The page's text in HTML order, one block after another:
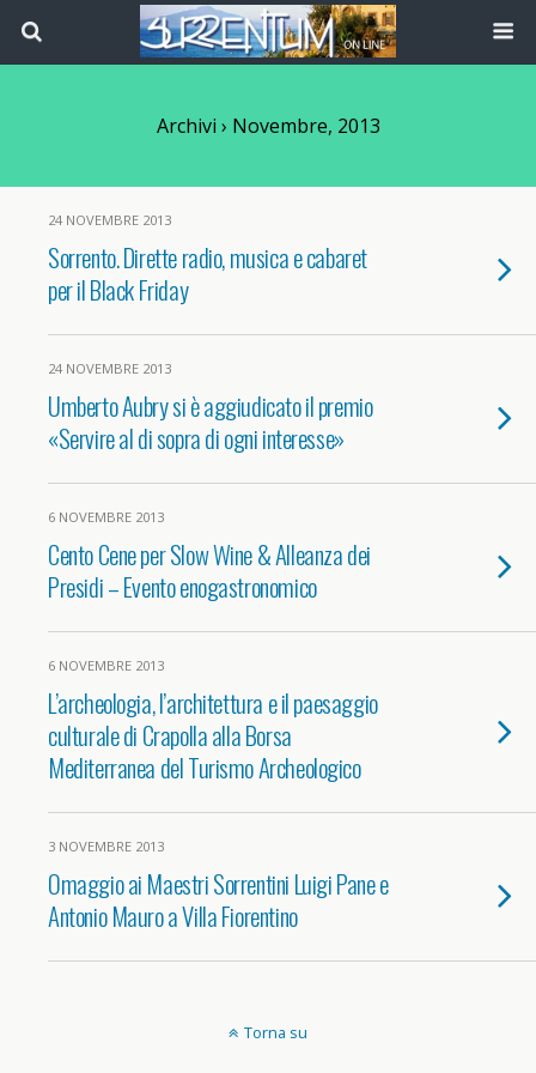
Archivi › Novembre, 2013
24 NOVEMBRE 2013
Sorrento. Dirette radio, musica e cabaret
per il Black Friday
24 NOVEMBRE 2013
Umberto Aubry si è aggiudicato il premio
«Servire al di sopra di ogni interesse»
6 NOVEMBRE 2013
Cento Cene per Slow Wine & Alleanza dei
Presidi – Evento enogastronomico
6 NOVEMBRE 2013
L’archeologia, l’architettura e il paesaggio
culturale di Crapolla alla Borsa
Mediterranea del Turismo Archeologico
3 NOVEMBRE 2013
Omaggio ai Maestri Sorrentini Luigi Pane e
Antonio Mauro a Villa Fiorentino
Torna su